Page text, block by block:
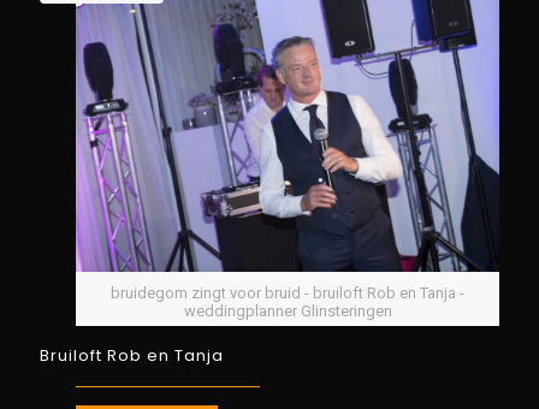
bruidegom zingt voor bruid - bruiloft Rob en Tanja -
weddingplanner Glinsteringen
Bruiloft Rob en Tanja